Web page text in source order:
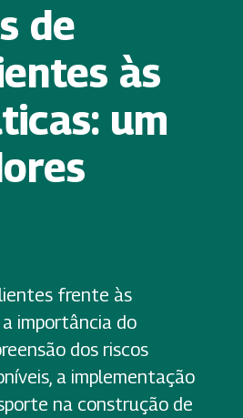
de
às
um
frente às
importância do
dos riscos
a implementação
na construção de